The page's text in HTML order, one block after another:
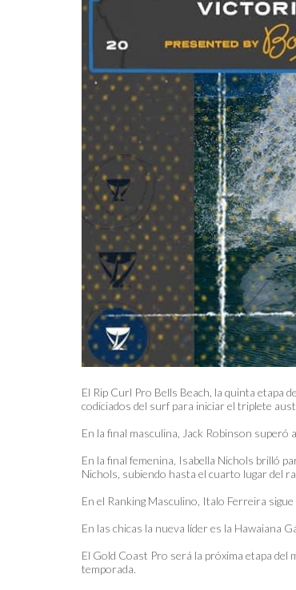
El Rip Curl Pro Bells Beach, la quinta etapa
codiciados del surf para iniciar el triplete
En la final masculina, Jack Robinson
En la final femenina, Isabella Nichols brilló
Nichols, subiendo hasta el cuarto lugar del
En el Ranking Masculino, Italo Ferreira
En las chicas la nueva líder es la Hawaiana
El Gold Coast Pro será la próxima etapa
temporada.